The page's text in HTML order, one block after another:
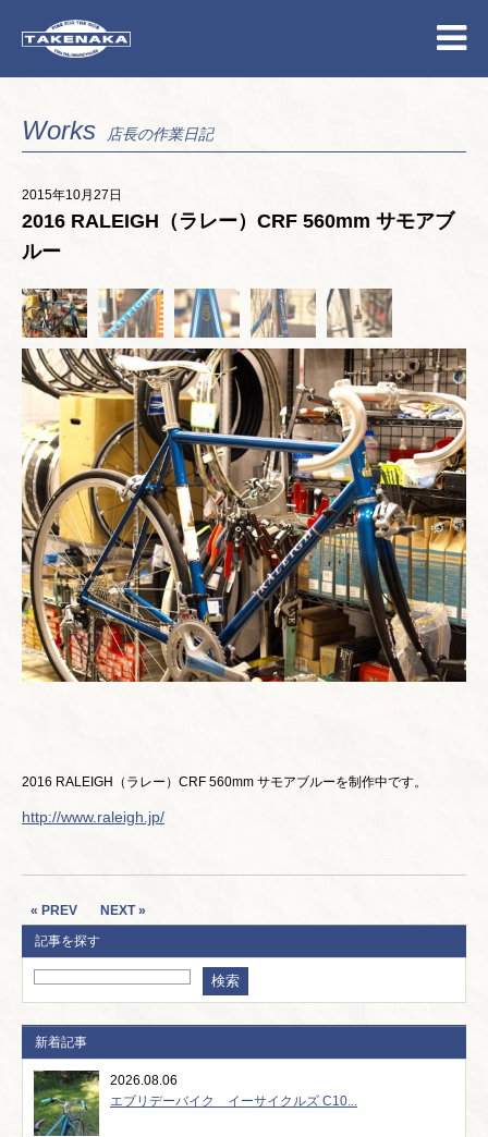
Works 店長の作業日記
2015年10月27日
2016 RALEIGH（ラレー）CRF 560mm サモアブ
ルー
2016 RALEIGH（ラレー）CRF 560mm サモアブルーを制作中です。
http://www.raleigh.jp/
« PREV
NEXT »
記事を探す
新着記事
2026.08.06
エブリデーバイク イーサイクルズ C10...